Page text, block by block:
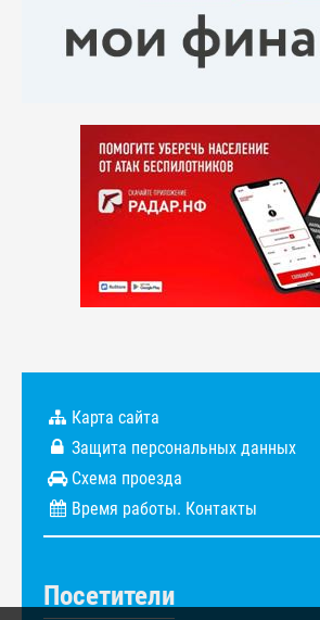
Карта сайта
Защита персональных данных
Схема проезда
Время работы. Контакты
Посетители